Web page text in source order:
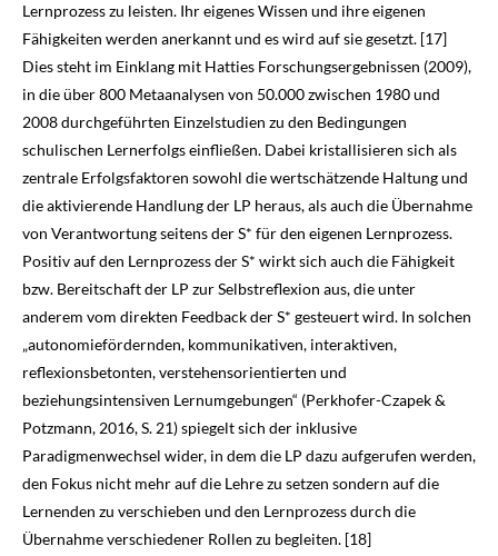
Lernprozess zu leisten. Ihr eigenes Wissen und ihre eigenen
Fähigkeiten werden anerkannt und es wird auf sie gesetzt. [17]
Dies steht im Einklang mit Hatties Forschungsergebnissen (2009),
in die über 800 Meta­analysen von 50.000 zwischen 1980 und
2008 durchgeführten Einzelstudien zu den Be­dingungen
schulischen Lernerfolgs einfließen. Dabei kristallisieren sich als
zentrale Erfolgs­faktoren sowohl die wertschätzende Haltung und
die aktivierende Handlung der LP heraus, als auch die Übernahme
von Verantwortung seitens der S* für den eigenen Lernprozess.
Positiv auf den Lernprozess der S* wirkt sich auch die Fähigkeit
bzw. Bereitschaft der LP zur Selbstreflexion aus, die unter
anderem vom direkten Feedback der S* gesteuert wird. In solchen
„autonomiefördernden, kommunikativen, interaktiven,
reflexionsbetonten, verstehens­orien­tierten und
beziehungsintensiven Lernumgebungen“ (Perkhofer-Czapek &
Potzmann, 2016, S. 21) spiegelt sich der inklusive
Paradigmenwechsel wider, in dem die LP dazu aufgerufen werden,
den Fokus nicht mehr auf die Lehre zu setzen sondern auf die
Lernenden zu ver­schieben und den Lernprozess durch die
Übernahme verschiedener Rollen zu begleiten. [18]